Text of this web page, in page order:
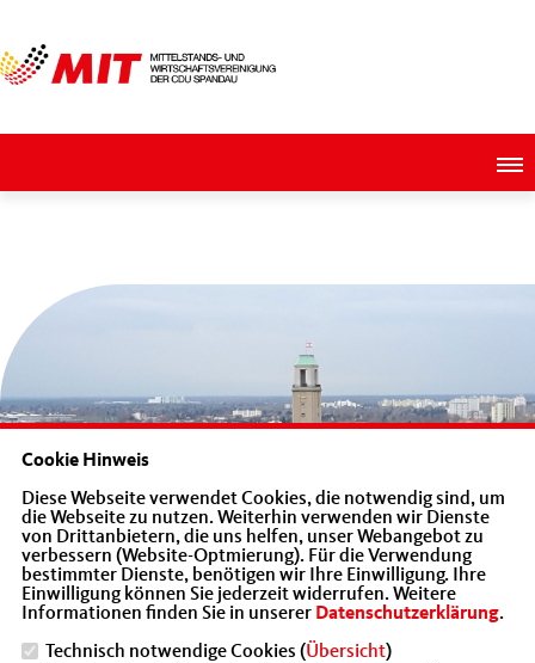
Vorstand der Mittelstands- und Wirtscha
im Amt bestätigt
MIT DEUTSCHLAND
Cookie Hinweis
Diese Webseite verwendet Cookies, die notwendig sind, um
die Webseite zu nutzen. Weiterhin verwenden wir Dienste
von Drittanbietern, die uns helfen, unser Webangebot zu
verbessern (Website-Optmierung). Für die Verwendung
bestimmter Dienste, benötigen wir Ihre Einwilligung. Ihre
Einwilligung können Sie jederzeit widerrufen. Weitere
Informationen finden Sie in unserer Datenschutzerklärung.
Technisch notwendige Cookies (Übersicht)